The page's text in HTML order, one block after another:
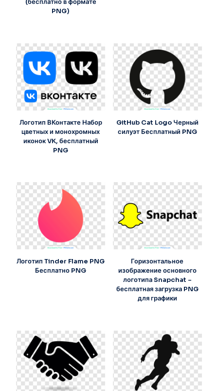
(бесплатно в формате
PNG)
Логотип ВКонтакте Набор
цветных и монохромных
иконок VK, бесплатный
PNG
GitHub Cat Logo Черный
силуэт Бесплатный PNG
Логотип Tinder Flame PNG
Бесплатно PNG
Горизонтальное
изображение основного
логотипа Snapchat –
бесплатная загрузка PNG
для графики